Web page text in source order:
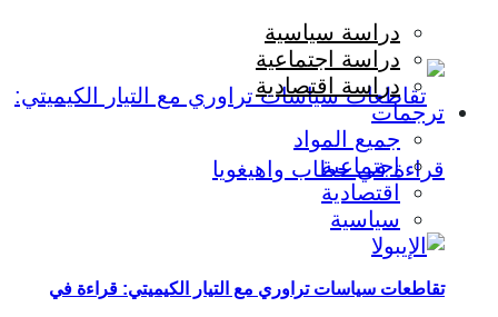
تقاطعات سياسات تراوري مع التيار الكيميتي: قراءة في
دراسة سياسية
دراسة اجتماعية
دراسة اقتصادية
ترجمات
جميع المواد
اجتماعية
اقتصادية
سياسية